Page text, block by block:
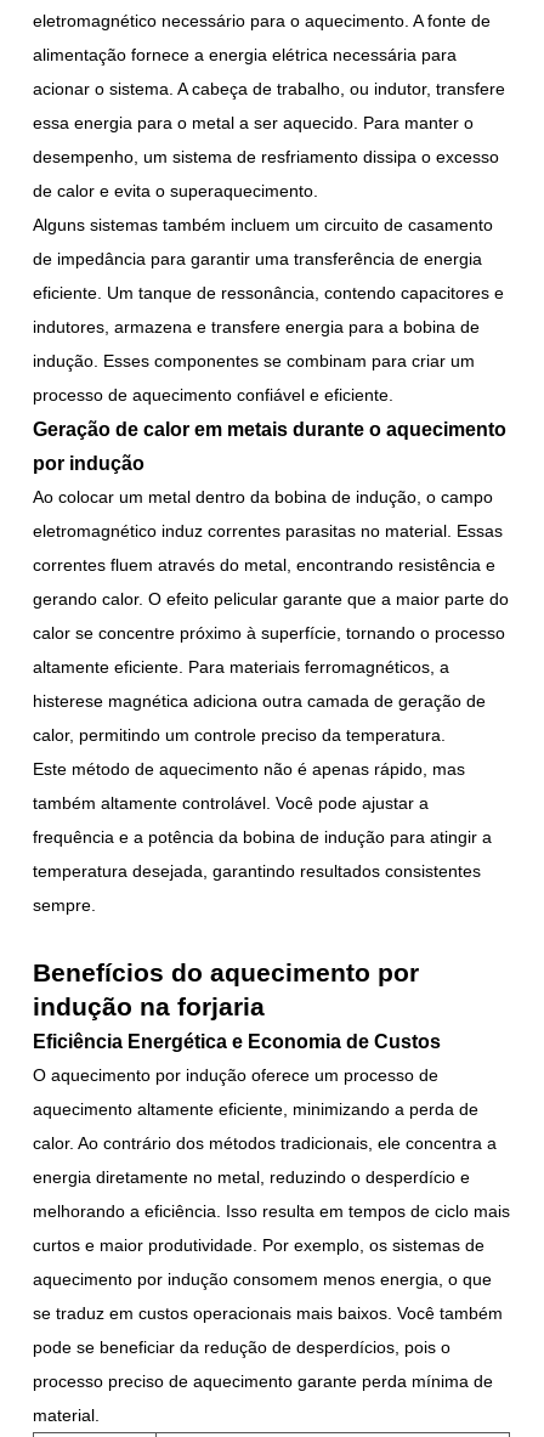
eletromagnético necessário para o aquecimento. A fonte de
alimentação fornece a energia elétrica necessária para
acionar o sistema. A cabeça de trabalho, ou indutor, transfere
essa energia para o metal a ser aquecido. Para manter o
desempenho, um sistema de resfriamento dissipa o excesso
de calor e evita o superaquecimento.
Alguns sistemas também incluem um circuito de casamento
de impedância para garantir uma transferência de energia
eficiente. Um tanque de ressonância, contendo capacitores e
indutores, armazena e transfere energia para a bobina de
indução. Esses componentes se combinam para criar um
processo de aquecimento confiável e eficiente.
Geração de calor em metais durante o aquecimento
por indução
Ao colocar um metal dentro da bobina de indução, o campo
eletromagnético induz correntes parasitas no material. Essas
correntes fluem através do metal, encontrando resistência e
gerando calor. O efeito pelicular garante que a maior parte do
calor se concentre próximo à superfície, tornando o processo
altamente eficiente. Para materiais ferromagnéticos, a
histerese magnética adiciona outra camada de geração de
calor, permitindo um controle preciso da temperatura.
Este método de aquecimento não é apenas rápido, mas
também altamente controlável. Você pode ajustar a
frequência e a potência da bobina de indução para atingir a
temperatura desejada, garantindo resultados consistentes
sempre.
Benefícios do aquecimento por
indução na forjaria
Eficiência Energética e Economia de Custos
O aquecimento por indução oferece um processo de
aquecimento altamente eficiente, minimizando a perda de
calor. Ao contrário dos métodos tradicionais, ele concentra a
energia diretamente no metal, reduzindo o desperdício e
melhorando a eficiência. Isso resulta em tempos de ciclo mais
curtos e maior produtividade. Por exemplo, os sistemas de
aquecimento por indução consomem menos energia, o que
se traduz em custos operacionais mais baixos. Você também
pode se beneficiar da redução de desperdícios, pois o
processo preciso de aquecimento garante perda mínima de
material.